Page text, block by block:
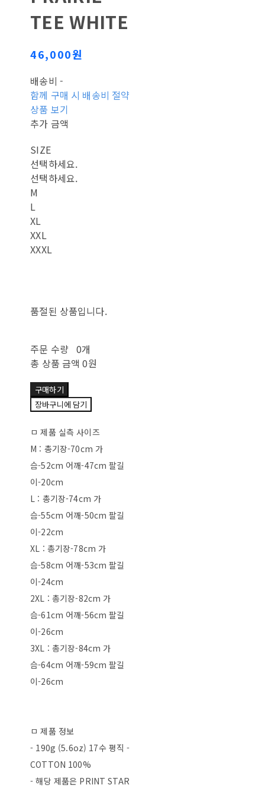
TEE WHITE
46,000원
배송비 -
함께 구매 시 배송비 절약
상품 보기
추가 금액
SIZE
선택하세요.
선택하세요.
M
L
XL
XXL
XXXL
품절된 상품입니다.
주문 수량 0개
총 상품 금액 0원
구매하기
장바구니에 담기
ㅁ 제품 실측 사이즈
M : 총기장-70cm 가
슴-52cm 어깨-47cm 팔길
이-20cm
L : 총기장-74cm 가
슴-55cm 어깨-50cm 팔길
이-22cm
XL : 총기장-78cm 가
슴-58cm 어깨-53cm 팔길
이-24cm
2XL : 총기장-82cm 가
슴-61cm 어깨-56cm 팔길
이-26cm
3XL : 총기장-84cm 가
슴-64cm 어깨-59cm 팔길
이-26cm
ㅁ 제품 정보
- 190g (5.6oz) 17수 평직 -
COTTON 100%
- 해당 제품은 PRINT STAR